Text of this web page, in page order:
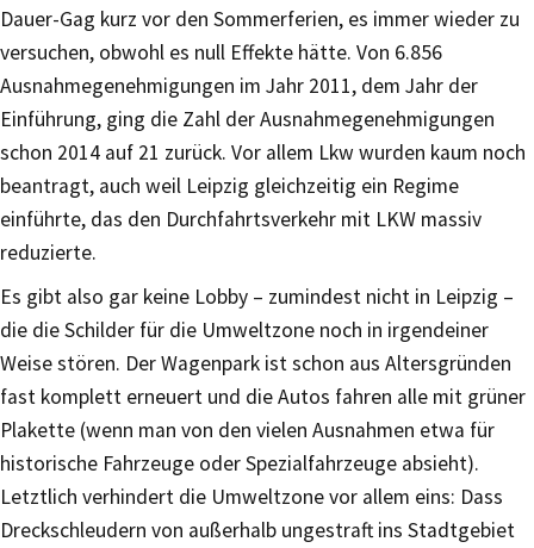
Dauer-Gag kurz vor den Sommerferien, es immer wieder zu
versuchen, obwohl es null Effekte hätte. Von 6.856
Ausnahmegenehmigungen im Jahr 2011, dem Jahr der
Einführung, ging die Zahl der Ausnahmegenehmigungen
schon 2014 auf 21 zurück. Vor allem Lkw wurden kaum noch
beantragt, auch weil Leipzig gleichzeitig ein Regime
einführte, das den Durchfahrtsverkehr mit LKW massiv
reduzierte.
Es gibt also gar keine Lobby – zumindest nicht in Leipzig –
die die Schilder für die Umweltzone noch in irgendeiner
Weise stören. Der Wagenpark ist schon aus Altersgründen
fast komplett erneuert und die Autos fahren alle mit grüner
Plakette (wenn man von den vielen Ausnahmen etwa für
historische Fahrzeuge oder Spezialfahrzeuge absieht).
Letztlich verhindert die Umweltzone vor allem eins: Dass
Dreckschleudern von außerhalb ungestraft ins Stadtgebiet